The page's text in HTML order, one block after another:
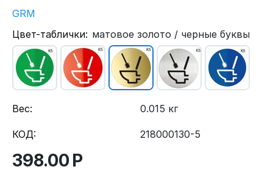
GRM
Цвет-таблички: матовое золото / черные буквы
Вес: 0.015 кг
КОД: 218000130-5
398.00Р